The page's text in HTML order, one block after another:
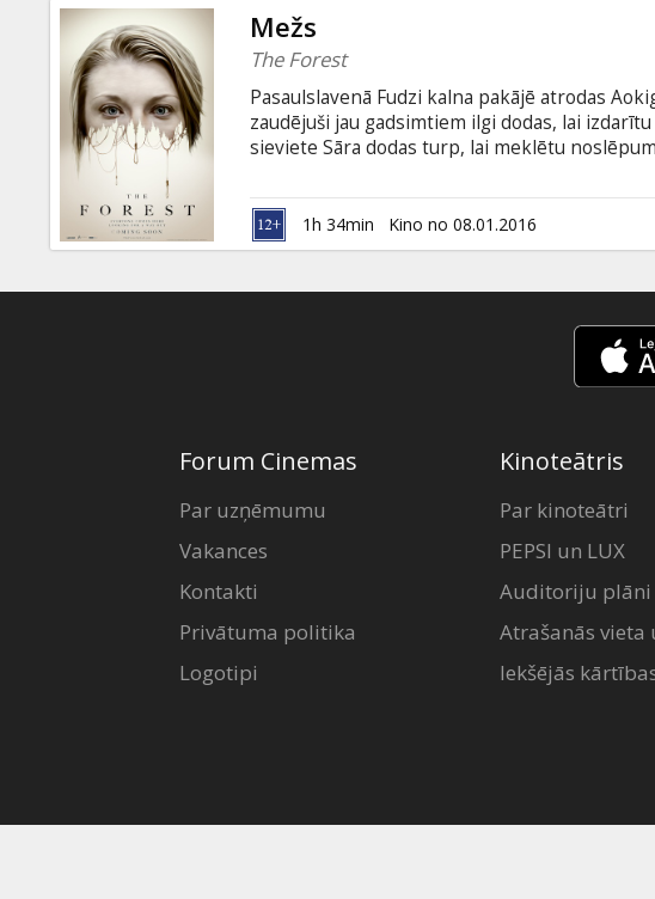
B2B
Kino
Klubs
Mežs
The Forest
Pasaulslavenā Fudzi kalna pakājē atrodas
zaudējuši jau gadsimtiem ilgi dodas, lai
sieviete Sāra dodas turp, lai meklētu
vēl bīstamāku un ļaunāku. Filma angļu
valodā.1h 34min Kino no 08.01.2016
Forum Cinemas
Par uzņēmumu
Vakances
Kontakti
Privātuma politika
Logotipi
Kinoteātris
Par kinoteātri
PEPSI un LUX
Auditoriju plāni
Atrašanās vieta
Iekšējās